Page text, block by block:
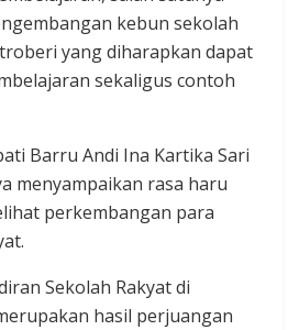
kebun sekolah
yang diharapkan dapat
sekaligus contoh
Barru Andi Ina Kartika Sari
menyampaikan rasa haru
perkembangan para
Sekolah Rakyat di
hasil perjuangan